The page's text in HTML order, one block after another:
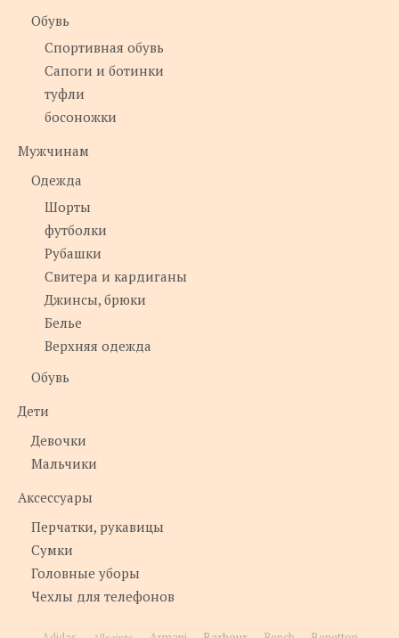
Обувь
Спортивная обувь
Сапоги и ботинки
туфли
босоножки
Мужчинам
Одежда
Шорты
футболки
Рубашки
Свитера и кардиганы
Джинсы, брюки
Белье
Верхняя одежда
Обувь
Дети
Девочки
Мальчики
Аксессуары
Перчатки, рукавицы
Сумки
Головные уборы
Чехлы для телефонов